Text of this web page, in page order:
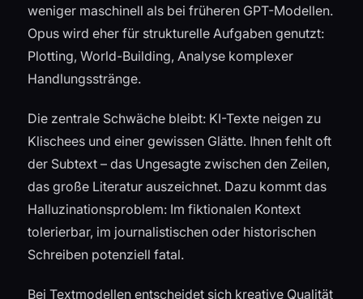
weniger maschinell als bei früheren GPT-Modellen.
Opus wird eher für strukturelle Aufgaben genutzt:
Plotting, World-Building, Analyse komplexer
Handlungsstränge.
Die zentrale Schwäche bleibt: KI-Texte neigen zu
Klischees und einer gewissen Glätte. Ihnen fehlt oft
der Subtext – das Ungesagte zwischen den Zeilen,
das große Literatur auszeichnet. Dazu kommt das
Halluzinationsproblem: Im fiktionalen Kontext
tolerierbar, im journalistischen oder historischen
Schreiben potenziell fatal.
Bei Textmodellen entscheidet sich kreative Qualität